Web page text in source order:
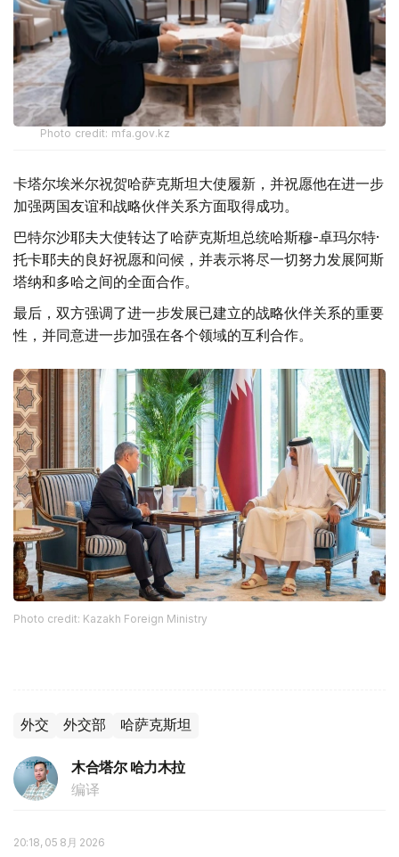
Photo credit: mfa.gov.kz
卡塔尔埃米尔祝贺哈萨克斯坦大使履新，并祝愿他在进一步
加强两国友谊和战略伙伴关系方面取得成功。
巴特尔沙耶夫大使转达了哈萨克斯坦总统哈斯穆-卓玛尔特·
托卡耶夫的良好祝愿和问候，并表示将尽一切努力发展阿斯
塔纳和多哈之间的全面合作。
最后，双方强调了进一步发展已建立的战略伙伴关系的重要
性，并同意进一步加强在各个领域的互利合作。
Photo credit: Kazakh Foreign Ministry
外交 外交部 哈萨克斯坦
木合塔尔 哈力木拉
编译
20:18, 05 8月 2026